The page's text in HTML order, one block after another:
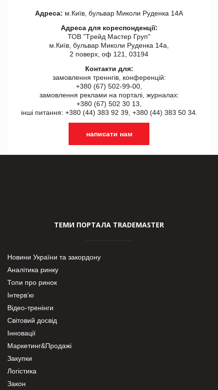
Адреса: м.Київ, бульвар Миколи Руденка 14А
Адреса для кореспонденції:
ТОВ "Tрейд Мастер Груп"
м.Київ, бульвар Миколи Руденка 14а,
2 поверх, оф 121, 03194
Контакти для:
замовлення треннгів, конференцій:
+380 (67) 502-99-00,
замовлення реклами на порталі, журналах:
+380 (67) 502 30 13,
інші питання: +380 (44) 383 92 39, +380 (44) 383 50 34.
написати нам
ТЕМИ ПОРТАЛА TRADEMASTER
Новини України та закордону
Аналітика ринку
Топи про ринок
Інтерв’ю
Відео-тренінги
Світовий досвід
Інновації
Маркетинг&Продажі
Закупки
Логістика
Закон